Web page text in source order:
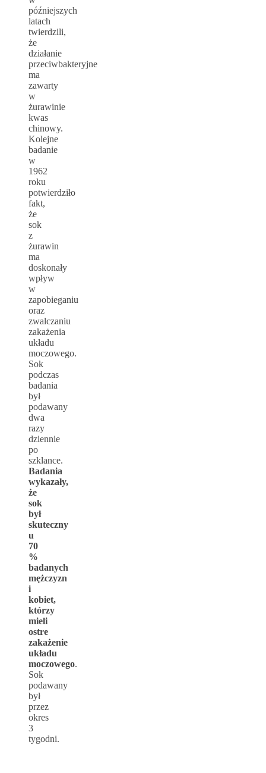
późniejszych
latach
twierdzili,
że
działanie
przeciwbakteryjne
ma
zawarty
w
żurawinie
kwas
chinowy.
Kolejne
badanie
w
1962
roku
potwierdziło
fakt,
że
sok
z
żurawin
ma
doskonały
wpływ
w
zapobieganiu
oraz
zwalczaniu
zakażenia
układu
moczowego.
Sok
podczas
badania
był
podawany
dwa
razy
dziennie
po
szklance.
Badania
wykazały,
że
sok
był
skuteczny
u
70
%
badanych
mężczyzn
i
kobiet,
którzy
mieli
ostre
zakażenie
układu
moczowego.
Sok
podawany
był
przez
okres
3
tygodni.